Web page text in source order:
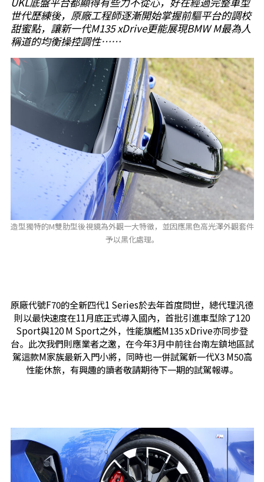
世代歷練後，原廠工程師逐漸開始掌握前驅平台的調校
甜蜜點，讓新一代M135 xDrive更能展現BMW M最為人
稱道的均衡操控調性……
造型獨特的M雙肋型後視鏡為外觀一大特徵，並因應黑色高光澤外觀套件
予以黑化處理。
原廠代號F70的全新四代1 Series於去年首度問世，總代理汎德
則以最快速度在11月底正式導入國內，首批引進車型除了120
Sport與120 M Sport之外，性能旗艦M135 xDrive亦同步登
台。此次我們則應業者之邀，在今年3月中前往台南左鎮地區試
駕這款M家族最新入門小將，同時也一併試駕新一代X3 M50高
性能休旅，有興趣的讀者敬請期待下一期的試駕報導。